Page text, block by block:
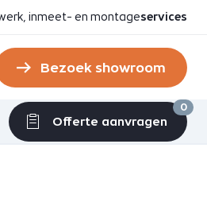
inmeet- en montageservices
Bezoek showroom
Offerte aanvragen
0